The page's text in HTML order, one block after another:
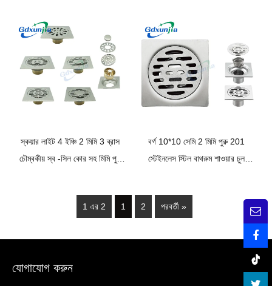
স্টিল জলের ড্রপ
ব্রাস অ্যান্টি-ওডোর স্ব-সিল কোর সহ
মেঝে ড্রেন
স্কয়ার লাইট 4 ইঞ্চি 2 মিমি 3 ব্রাস
চৌম্বকীয় স্ব -সিল কোর সহ মিমি পুরু
বর্গ 10*10 সেমি 2 মিমি পুরু 201
স্টেইনলেস স্টিল বাথরুম শাওয়ার চুল
1 এর 2
1 2 পরবর্তী »
যোগাযোগ করুন